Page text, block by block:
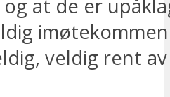
at de er
veldig rent av